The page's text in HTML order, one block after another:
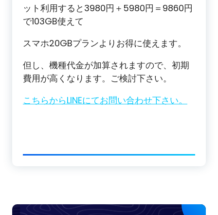
ット利用すると3980円＋5980円＝9860円
で103GB使えて
スマホ20GBプランよりお得に使えます。
但し、機種代金が加算されますので、初期
費用が高くなります。ご検討下さい。
こちらからLINEにてお問い合わせ下さい。